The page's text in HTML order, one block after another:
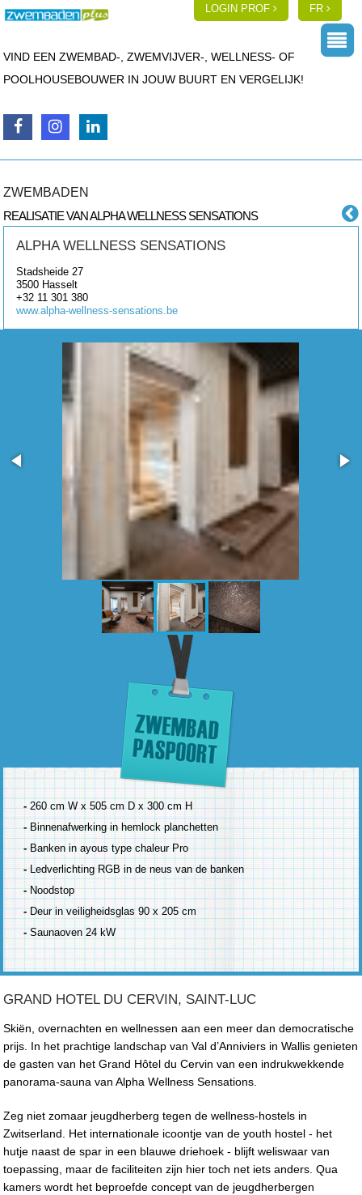
LOGIN PROF FR
VIND EEN ZWEMBAD-, ZWEMVIJVER-, WELLNESS- OF
POOLHOUSEBOUWER IN JOUW BUURT EN VERGELIJK!
ZWEMBADEN
REALISATIE VAN ALPHA WELLNESS SENSATIONS
ALPHA WELLNESS SENSATIONS
Stadsheide 27
3500 Hasselt
+32 11 301 380
www.alpha-wellness-sensations.be
-260 cm W x 505 cm D x 300 cm H
-Binnenafwerking in hemlock planchetten
- Banken in ayous type chaleur Pro
- Ledverlichting RGB in de neus van de banken
-Noodstop
- Deur in veiligheidsglas 90 x 205 cm
-Saunaoven 24 kW
GRAND HOTEL DU CERVIN, SAINT-LUC
Skiën, overnachten en wellnessen aan een meer dan democratische
prijs. In het prachtige landschap van Val d’Anniviers in Wallis genieten
de gasten van het Grand Hôtel du Cervin van een indrukwekkende
panorama-sauna van Alpha Wellness Sensations.
Zeg niet zomaar jeugdherberg tegen de wellness-hostels in
Zwitserland. Het internationale icoontje van de youth hostel - het
hutje naast de spar in een blauwe driehoek - blijft weliswaar van
toepassing, maar de faciliteiten zijn hier toch net iets anders. Qua
kamers wordt het beproefde concept van de jeugdherbergen